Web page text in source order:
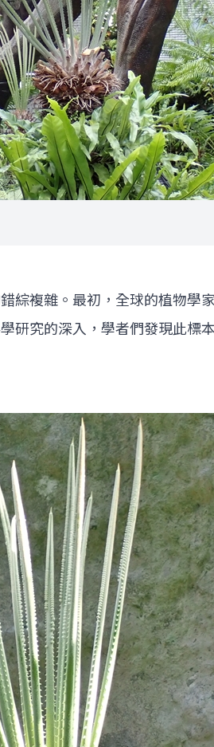
綜複雜。最初，全球的植物學
研究的深入，學者們發現此標